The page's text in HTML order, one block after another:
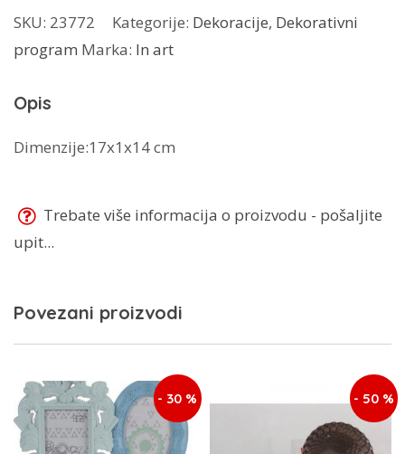
količina
SKU: 23772 Kategorije: Dekoracije, Dekorativni
program Marka: In art
Opis
Dimenzije:17x1x14 cm
Trebate više informacija o proizvodu - pošaljite
upit...
Povezani proizvodi
- 30 % - 50 %